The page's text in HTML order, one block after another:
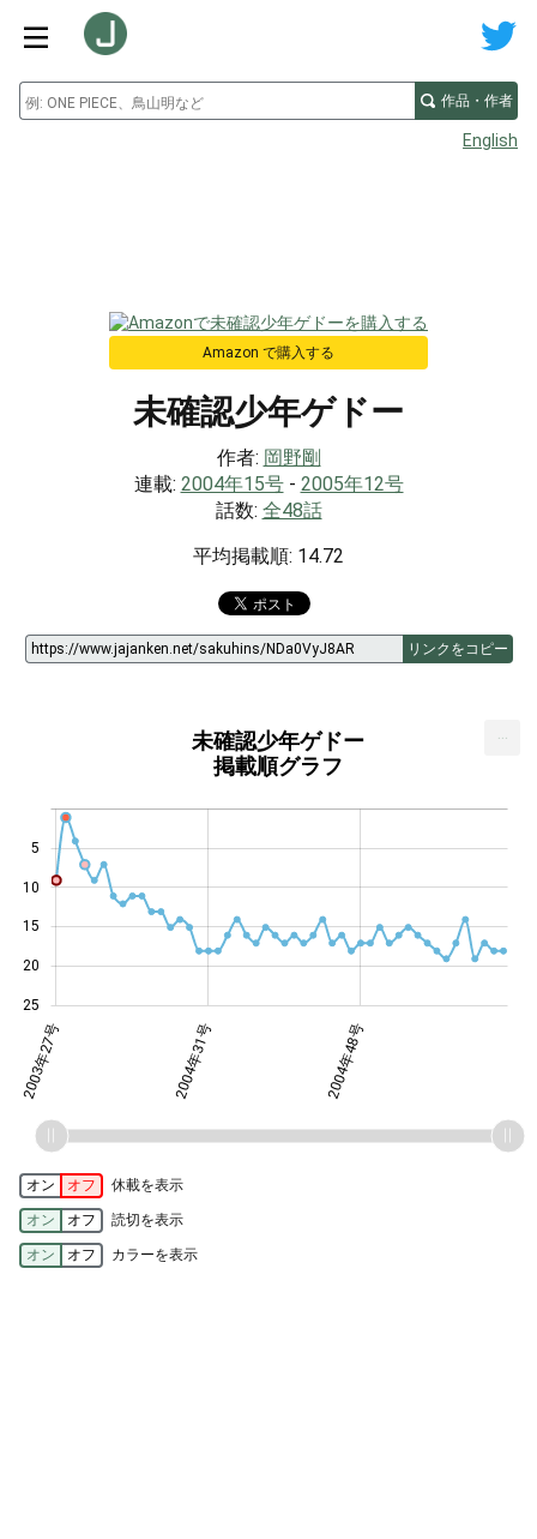
作品・作者
English
Amazon で購入する
未確認少年ゲドー
作者: 岡野剛
連載: 2004年15号- 2005年12号
話数: 全48話
平均掲載順: 14.72
リンクをコピー
未確認少年ゲドー
掲載順グラフ
10
25
20
15
5
2003年27号
29号
44号
7号
30号
46号
10号
2004年31号 2004年48号
...
オン オフ 休載を表示
オン オフ 読切を表示
オン オフ カラーを表示